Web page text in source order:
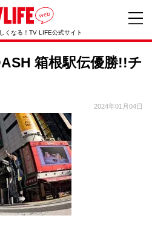
くなる！TV LIFE公式サイト
箱根駅伝優勝!!チ
2024年01月04日